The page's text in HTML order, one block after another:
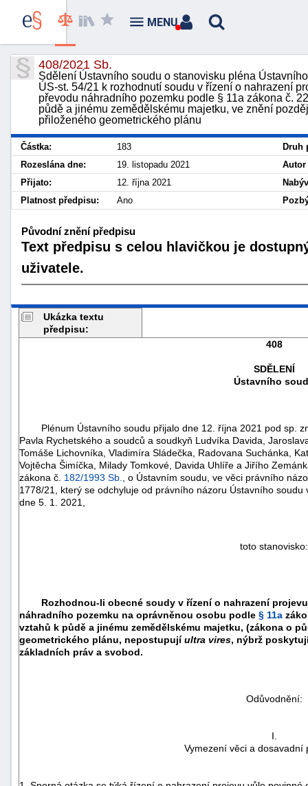
408/2021 Sb.
Sdělení Ústavního soudu o stanovisku pléna
ÚS-st. 54/21 k rozhodnutí soudu v řízení o nahrazení
převodu náhradního pozemku podle § 11a zákona č.
půdě a jinému zemědělskému majetku, ve znění
přiloženého geometrického plánu
Částka: 183
Druh
Rozeslána dne:
19. listopadu 2021
Přijato:
12. října 2021
Platnost předpisu:
Ano
Původní znění předpisu
Text předpisu s celou hlavičkou je
uživatele.
Ukázka textu
předpisu:
408
SDĚLENÍ
Ústavního
Plénum Ústavního soudu přijalo dne 12. října 2021 pod sp.
Pavla Rychetského a soudců a soudkyň Ludvíka Davida,
Tomáše Lichovníka, Vladimíra Sládečka, Radovana Suchánka,
Vojtěcha Šimíčka, Milady Tomkové, Davida Uhlíře a Jiřího
zákona č. 182/1993 Sb.
, o Ústavním soudu, ve věci právního
1778/21, který se odchyluje od právního názoru Ústavního
dne 5. 1. 2021,
toto stanovisko:
Rozhodnou-li obecné soudy v řízení o nahrazení
náhradního pozemku na oprávněnou osobu podle § 11a
vztahů k půdě a jinému zemědělskému majetku, (zákona o
geometrického plánu, nepostupujíultra vires, nýbrž
základních práv a svobod.
Odůvodnění:
I.
Vymezení věci a dosavadní
MENU